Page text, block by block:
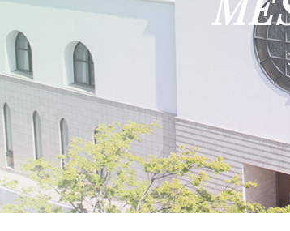
年間行事
検定合格、入賞・入選
通学用ランドセルについて